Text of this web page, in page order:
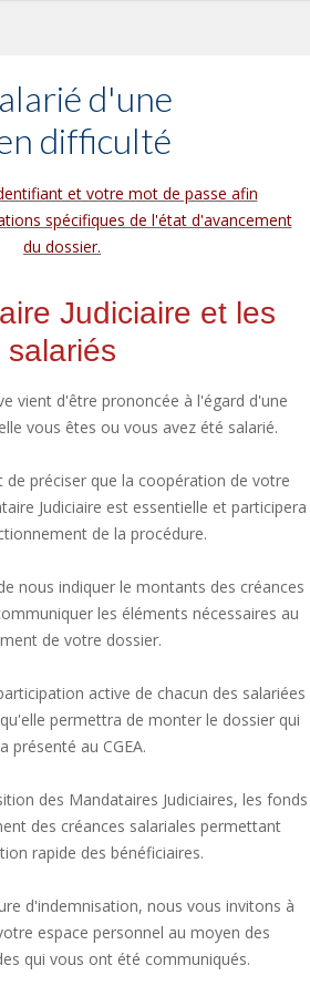
d'une
difficulté
et votre mot de passe afin
spécifiques de l'état d'avancement
du dossier.
Judiciaire et les
salariés
vient d'être prononcée à l'égard d'une
vous êtes ou vous avez été salarié.
de préciser que la coopération de votre
Judiciaire est essentielle et participera
de la procédure.
nous indiquer le montants des créances
les éléments nécessaires au
de votre dossier.
active de chacun des salariées
permettra de monter le dossier qui
présenté au CGEA.
des Mandataires Judiciaires, les fonds
des créances salariales permettant
rapide des bénéficiaires.
d'indemnisation, nous vous invitons à
espace personnel au moyen des
qui vous ont été communiqués.